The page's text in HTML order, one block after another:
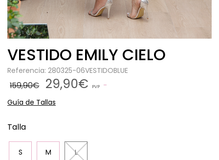
VESTIDO EMILY CIELO
Referencia: 280325-06VESTIDOBLUE
159,90€ 29,90€ PVP
Guía de Tallas
Talla
S M L